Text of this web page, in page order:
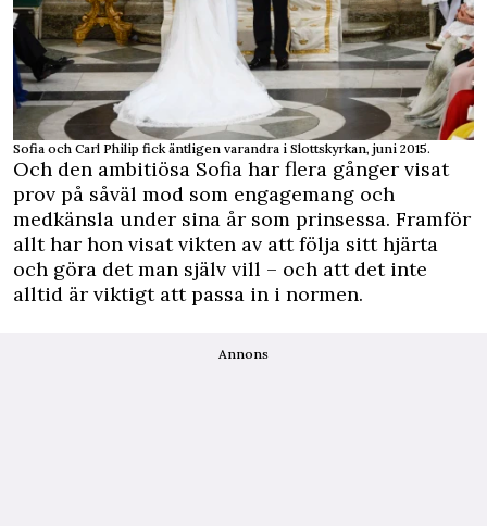
Sofia och Carl Philip fick äntligen varandra i Slottskyrkan, juni 2015.
Och den ambitiösa Sofia har flera gånger visat
prov på såväl mod som engagemang och
medkänsla under sina år som prinsessa. Framför
allt har hon visat vikten av att följa sitt hjärta
och göra det man själv vill – och att det inte
alltid är viktigt att passa in i normen.
Annons